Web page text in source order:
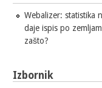
Webalizer: statistika
daje ispis po
zašto?
Izbornik